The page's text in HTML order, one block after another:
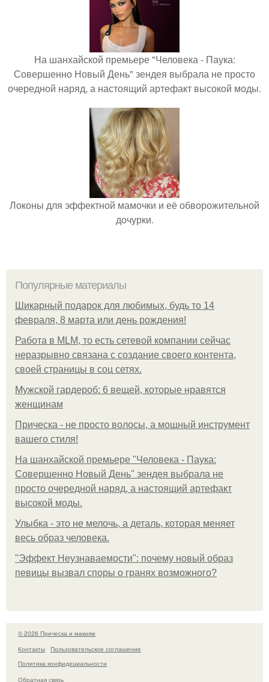
На шанхайской премьере "Человека - Паука:
Совершенно Новый День" зендея выбрала не просто
очередной наряд, а настоящий артефакт высокой моды.
Локоны для эффектной мамочки и её обворожительной
дочурки.
Популярные материалы
Шикарный подарок для любимых, будь то 14
февраля, 8 марта или день рождения!
Работа в MLM, то есть сетевой компании сейчас
неразрывно связана с создание своего контента,
своей страницы в соц сетях.
Мужской гардероб: 6 вещей, которые нравятся
женщинам
Прическа - не просто волосы, а мощный инструмент
вашего стиля!
На шанхайской премьере "Человека - Паука:
Совершенно Новый День" зендея выбрала не
просто очередной наряд, а настоящий артефакт
высокой моды.
Улыбка - это не мелочь, а деталь, которая меняет
весь образ человека.
"Эффект Неузнаваемости": почему новый образ
певицы вызвал споры о гранях возможного?
© 2026 Прическа и макияж
Контакты
Пользовательское соглашение
Политика конфидециальности
Обратная связь